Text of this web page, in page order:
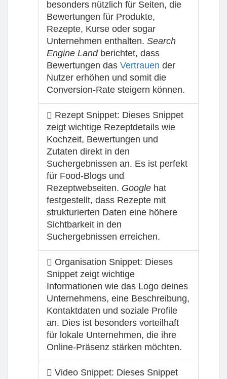
besonders nützlich für Seiten, die
Bewertungen für Produkte,
Rezepte, Kurse oder sogar
Unternehmen enthalten. Search
Engine Landberichtet, dass
Bewertungen das Vertrauen der
Nutzer erhöhen und somit die
Conversion-Rate steigern können.
Rezept Snippet: Dieses Snippet
zeigt wichtige Rezeptdetails wie
Kochzeit, Bewertungen und
Zutaten direkt in den
Suchergebnissen an. Es ist perfekt
für Food-Blogs und
Rezeptwebseiten. Google hat
festgestellt, dass Rezepte mit
strukturierten Daten eine höhere
Sichtbarkeit in den
Suchergebnissen erreichen.
Organisation Snippet: Dieses
Snippet zeigt wichtige
Informationen wie das Logo deines
Unternehmens, eine Beschreibung,
Kontaktdaten und soziale Profile
an. Dies ist besonders vorteilhaft
für lokale Unternehmen, die ihre
Online-Präsenz stärken möchten.
Video Snippet: Dieses Snippet